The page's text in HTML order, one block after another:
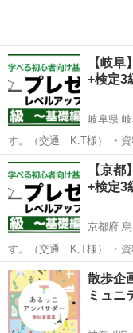
【岐阜
+検定3
岐阜県
す。（交通
れと最初の…
岐阜 岐阜市 岐阜駅
【京都
+検定3
京都府
す。（交通
れと最初の…
京都 京都市 烏丸
散歩企
ミュニ